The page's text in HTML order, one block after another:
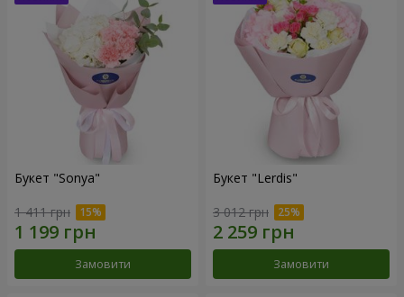
Букет "Sonya"
1 411 грн
Замовити
Букет "Lerdis"
3 012 грн
Замовити